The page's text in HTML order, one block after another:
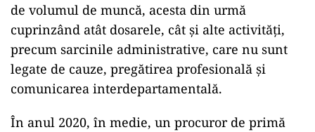
de volumul de muncă, acesta din urmă
cuprinzând atât dosarele, cât și alte activități,
precum sarcinile administrative, care nu sunt
legate de cauze, pregătirea profesională și
comunicarea interdepartamentală.
În anul 2020, în medie, un procuror de primă